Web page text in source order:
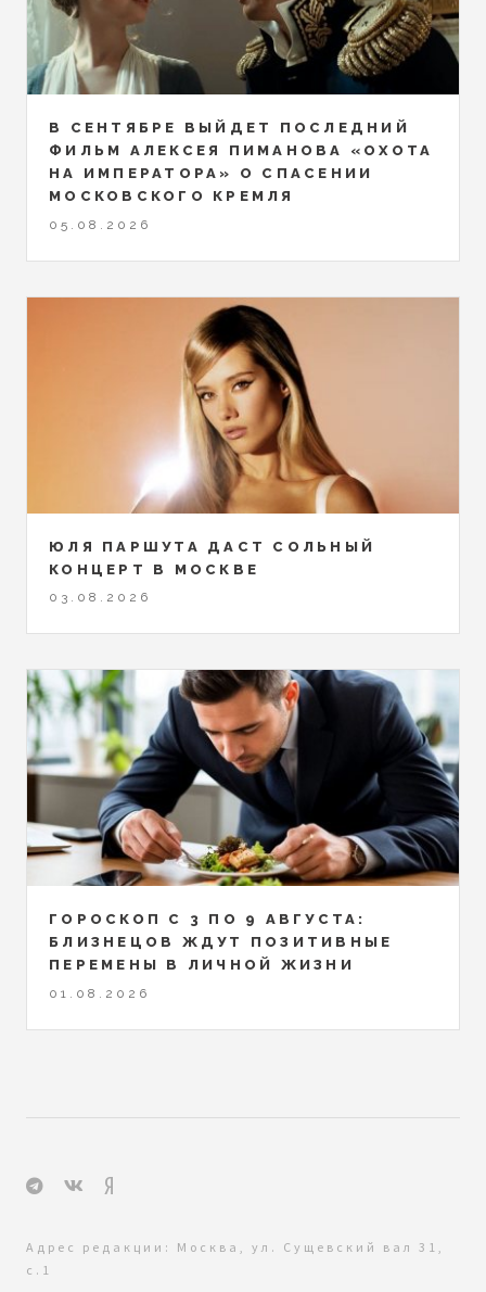
В СЕНТЯБРЕ ВЫЙДЕТ ПОСЛЕДНИЙ
ФИЛЬМ АЛЕКСЕЯ ПИМАНОВА «ОХОТА
НА ИМПЕРАТОРА» О СПАСЕНИИ
МОСКОВСКОГО КРЕМЛЯ
05.08.2026
ЮЛЯ ПАРШУТА ДАСТ СОЛЬНЫЙ
КОНЦЕРТ В МОСКВЕ
03.08.2026
ГОРОСКОП С 3 ПО 9 АВГУСТА:
БЛИЗНЕЦОВ ЖДУТ ПОЗИТИВНЫЕ
ПЕРЕМЕНЫ В ЛИЧНОЙ ЖИЗНИ
01.08.2026
Адрес редакции: Москва, ул. Сущевский вал 31,
с.1